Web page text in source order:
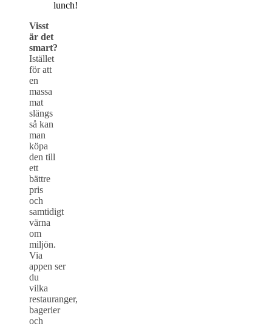
lunch!
Visst
är det
smart?
Istället
för att
en
massa
mat
slängs
så kan
man
köpa
den till
ett
bättre
pris
och
samtidigt
värna
om
miljön.
Via
appen ser
du
vilka
restauranger,
bagerier
och